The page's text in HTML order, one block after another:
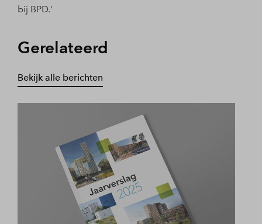
bij BPD.'
Gerelateerd
Bekijk alle berichten